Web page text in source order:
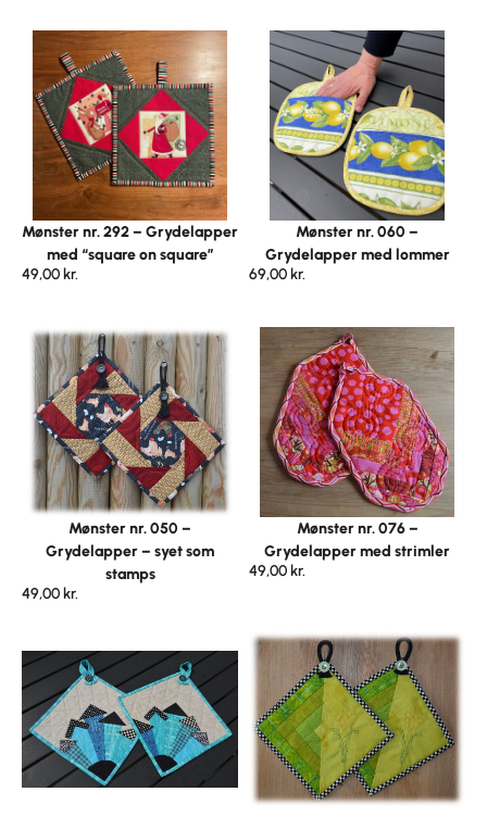
Mønster nr. 292 – Grydelapper
med “square on square”
49,00 kr.
Mønster nr. 060 –
Grydelapper med lommer
69,00 kr.
Mønster nr. 050 –
Grydelapper – syet som
stamps
49,00 kr.
Mønster nr. 076 –
Grydelapper med strimler
49,00 kr.